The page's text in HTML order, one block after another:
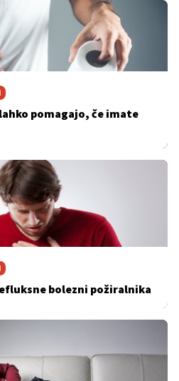
pomagajo, če imate
bolezni požiralnika